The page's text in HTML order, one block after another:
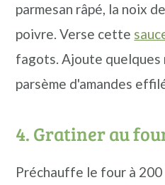
parmesan râpé, la noix
poivre. Verse cette
fagots. Ajoute
parsème d'amandes
4. Gratiner au
Préchauffe le four à 200